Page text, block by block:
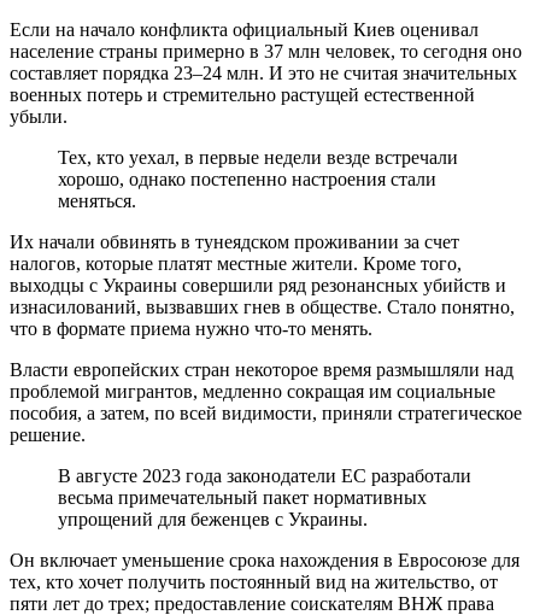
Если на начало конфликта официальный Киев оценивал
население страны примерно в 37 млн человек, то сегодня оно
составляет порядка 23–24 млн. И это не считая значительных
военных потерь и стремительно растущей естественной
убыли.
Тех, кто уехал, в первые недели везде встречали
хорошо, однако постепенно настроения стали
меняться.
Их начали обвинять в тунеядском проживании за счет
налогов, которые платят местные жители. Кроме того,
выходцы с Украины совершили ряд резонансных убийств и
изнасилований, вызвавших гнев в обществе. Стало понятно,
что в формате приема нужно что-то менять.
Власти европейских стран некоторое время размышляли над
проблемой мигрантов, медленно сокращая им социальные
пособия, а затем, по всей видимости, приняли стратегическое
решение.
В августе 2023 года законодатели ЕС разработали
весьма примечательный пакет нормативных
упрощений для беженцев с Украины.
Он включает уменьшение срока нахождения в Евросоюзе для
тех, кто хочет получить постоянный вид на жительство, от
пяти лет до трех; предоставление соискателям ВНЖ права